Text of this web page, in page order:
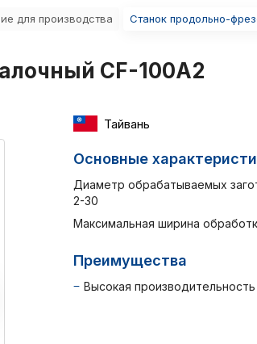
для производства Станок продольно-
CF-100A2
Тайвань
Основные
Диаметр обрабатываемых
2-30
Максимальная ширина
Преимущества
Высокая производительность